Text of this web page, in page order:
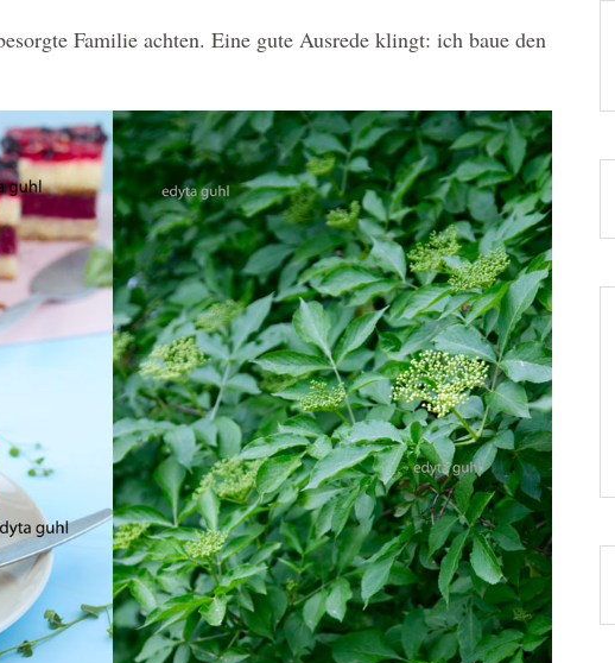
Familie achten. Eine gute Ausrede klingt: ich baue den